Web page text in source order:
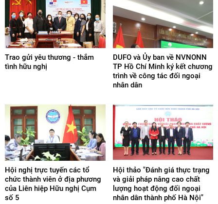
Trao gửi yêu thương - thắm
tình hữu nghị
DUFO và Ủy ban về NVNONN
TP Hồ Chí Minh ký kết chương
trình về công tác đối ngoại
nhân dân
Hội nghị trực tuyến các tổ
chức thành viên ở địa phương
của Liên hiệp Hữu nghị Cụm
số 5
Hội thảo "Đánh giá thực trạng
và giải pháp nâng cao chất
lượng hoạt động đối ngoại
nhân dân thành phố Hà Nội"